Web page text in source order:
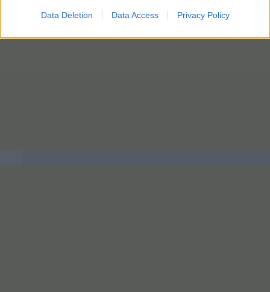
Data Deletion Data Access Privacy Policy